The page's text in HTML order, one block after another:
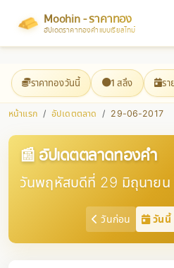
Moohin - ราคาทอง
อัปเดตราคาทองคำแบบเรียลไทม์
ราคาทองวันนี้ 1 สลึง รา
หน้าแรก อัปเดตตลาด 29-06-2017
📰 อัปเดตตลาดทองคำ
วันพฤหัสบดีที่ 29 มิถุนายน
วันก่อน วันนี้